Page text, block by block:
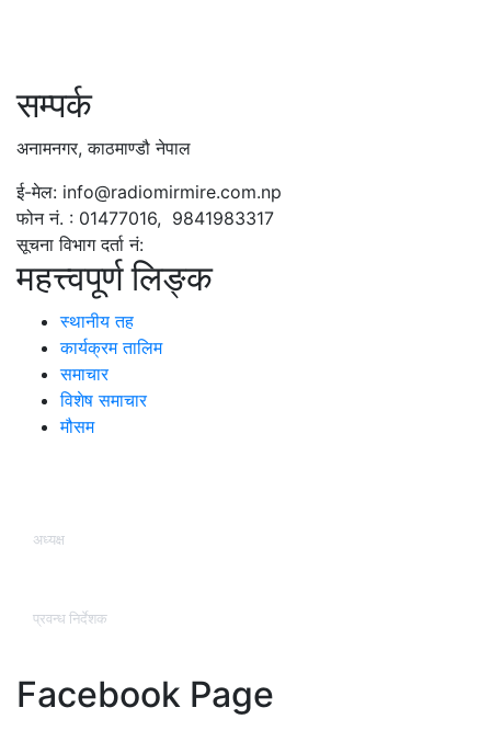
सम्पर्क
अनामनगर, काठमाण्डौ नेपाल
ई-मेल: info@radiomirmire.com.np
फोन नं. : 01477016, 9841983317
सूचना विभाग दर्ता नं:
महत्त्वपूर्ण लिङ्क
स्थानीय तह
कार्यक्रम तालिम
समाचार
विशेष समाचार
मौसम
अध्यक्ष
प्रवन्ध निर्देशक
Facebook Page